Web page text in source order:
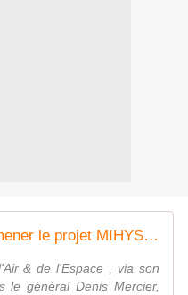
Dissuasion : L'ONERA va mener le projet MIHYSYS, étape vers la mise au point du futur missile ASN4G - Zone Militaire
& de l'Espace , via son
le général Denis Mercier,